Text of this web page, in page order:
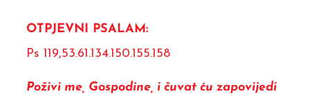
OTPJEVNI PSALAM:
Ps 119,53.61.134.150.155.158
Poživi me, Gospodine, i čuvat ću zapovijedi